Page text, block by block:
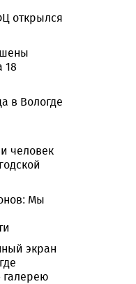
открылся
18
в Вологде
человек
Мы
экран
галерею